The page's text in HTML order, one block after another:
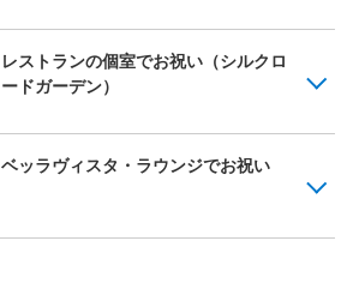
レストランの個室でお祝い（シルクロ
ードガーデン）
ベッラヴィスタ・ラウンジでお祝い